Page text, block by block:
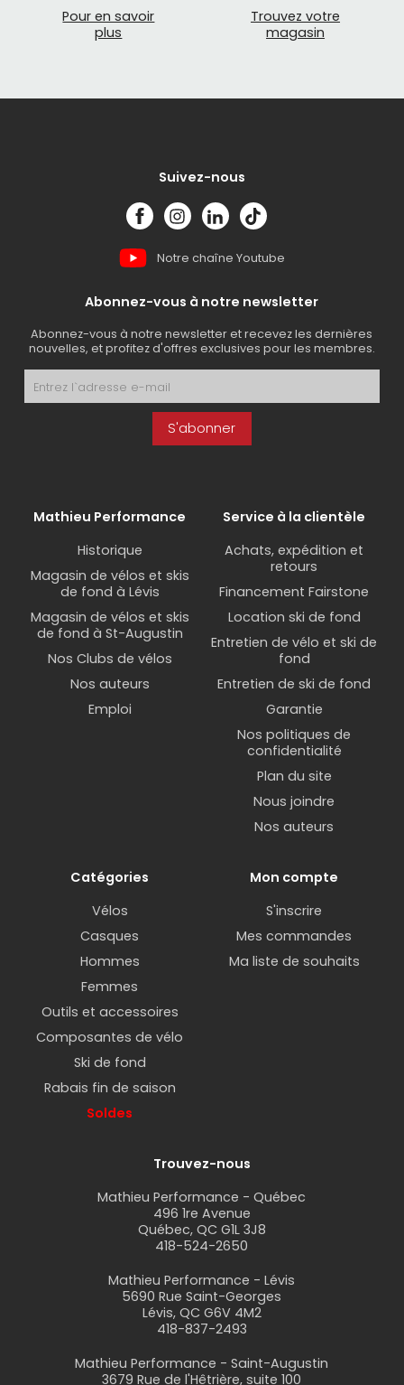
Pour en savoir
plus
Trouvez votre
magasin
Suivez-nous
Notre chaîne Youtube
Abonnez-vous à notre newsletter
Abonnez-vous à notre newsletter et recevez les dernières
nouvelles, et profitez d'offres exclusives pour les membres.
S'abonner
Mathieu Performance
Historique
Magasin de vélos et skis
de fond à Lévis
Magasin de vélos et skis
de fond à St-Augustin
Nos Clubs de vélos
Nos auteurs
Emploi
Service à la clientèle
Achats, expédition et
retours
Financement Fairstone
Location ski de fond
Entretien de vélo et ski de
fond
Entretien de ski de fond
Garantie
Nos politiques de
confidentialité
Plan du site
Nous joindre
Nos auteurs
Catégories
Vélos
Casques
Hommes
Femmes
Outils et accessoires
Composantes de vélo
Ski de fond
Rabais fin de saison
Soldes
Mon compte
S'inscrire
Mes commandes
Ma liste de souhaits
Trouvez-nous
Mathieu Performance - Québec
496 1re Avenue
Québec, QC G1L 3J8
418-524-2650
Mathieu Performance - Lévis
5690 Rue Saint-Georges
Lévis, QC G6V 4M2
418-837-2493
Mathieu Performance - Saint-Augustin
3679 Rue de l'Hêtrière, suite 100